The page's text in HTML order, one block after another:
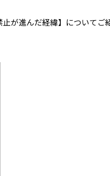
が進んだ経緯】についてご